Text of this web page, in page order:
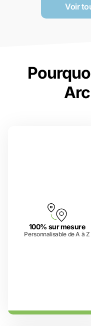
Voir
100% sur mesure
Personnalisable de A à Z